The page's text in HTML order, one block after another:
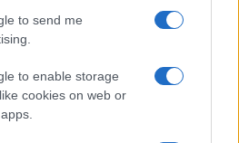
to send me
to enable storage
cookies on web or